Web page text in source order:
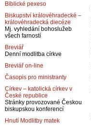
Biblické pexeso
Biskupství královéhradecké –
královéhradecká diecéze
Mj. vyhledání bohoslužeb
všech farností
Breviář
Denní modlitba církve
Breviář on-line
Časopis pro ministranty
Církev – katolická církev v
České republice
Stránky provozované Českou
biskupskou konferencí
Hnutí Modlitby matek